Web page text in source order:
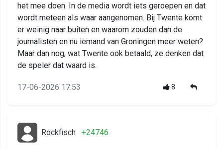
het mee doen. In de media wordt iets geroepen en dat
wordt meteen als waar aangenomen. Bij Twente komt
er weinig naar buiten en waarom zouden dan de
journalisten en nu iemand van Groningen meer weten?
Maar dan nog, wat Twente ook betaald, ze denken dat
de speler dat waard is.
17-06-2026 17:53 8
Rockfisch +24746